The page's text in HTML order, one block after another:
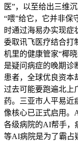
医”，以至给出三维
“喂”给它，它并非保
时通过海易办实现症
委取讯飞医疗结合打
机里的健康管家“椰
是疑问病症的晚期诊
患者，全球优良资本
过去可能要跑遍北上
药。三亚市人平易近
像核心已正式启用。
各级病院的AI帮手，
等AI病院是为了霸占